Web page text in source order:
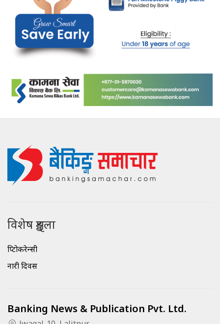
विशेष शृङ्खला
क्रिप्टोकरेन्सी
नारी दिवस
Banking News & Publication Pvt. Ltd.